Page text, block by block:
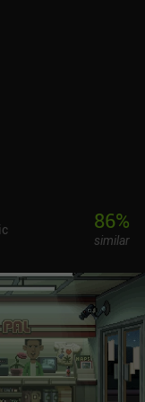
los amantes de
clic,
maestría al móvil.
86%
similar